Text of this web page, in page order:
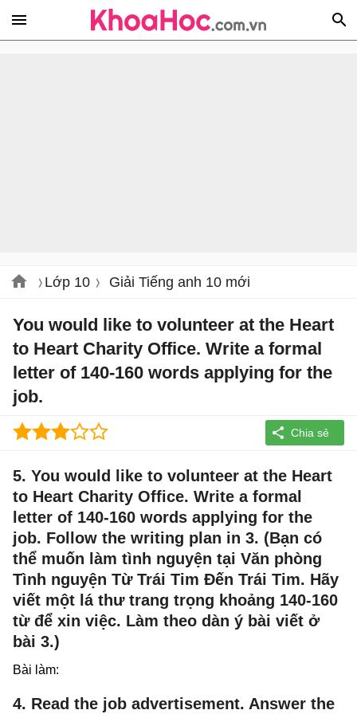
Lớp 10 Giải Tiếng anh 10 mới
You would like to volunteer at the Heart
to Heart Charity Office. Write a formal
letter of 140-160 words applying for the
job.
5. You would like to volunteer at the Heart
to Heart Charity Office. Write a formal
letter of 140-160 words applying for the
job. Follow the writing plan in 3. (Bạn có
thể muốn làm tình nguyện tại Văn phòng
Tình nguyện Từ Trái Tim Đến Trái Tim. Hãy
viết một lá thư trang trọng khoảng 140-160
từ để xin việc. Làm theo dàn ý bài viết ở
bài 3.)
Bài làm:
4. Read the job advertisement. Answer the